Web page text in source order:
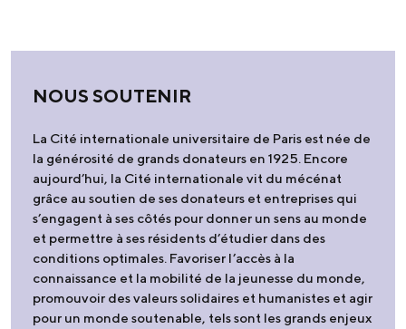
NOUS SOUTENIR
La Cité internationale universitaire de Paris est née de
la générosité de grands donateurs en 1925. Encore
aujourd’hui, la Cité internationale vit du mécénat
grâce au soutien de ses donateurs et entreprises qui
s’engagent à ses côtés pour donner un sens au monde
et permettre à ses résidents d’étudier dans des
conditions optimales. Favoriser l’accès à la
connaissance et la mobilité de la jeunesse du monde,
promouvoir des valeurs solidaires et humanistes et agir
pour un monde soutenable, tels sont les grands enjeux